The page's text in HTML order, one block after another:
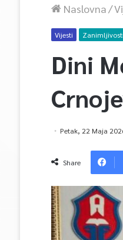
Naslovna/
Vijesti Zanimljivosti
Dini
Petak, 22 Maja
Share